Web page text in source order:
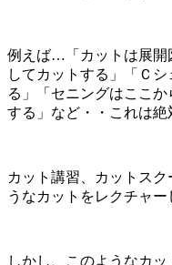
例えば…「カットは展開
してカットする」「Ｃ
る」「セニングはここ
する」など・・これは絶
カット講習、カットス
うなカットをレクチャー
しかし、このようなカ